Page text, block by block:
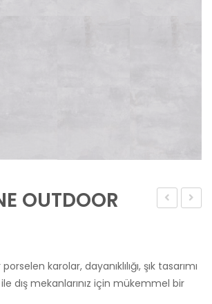
OUTDOOR
karolar, dayanıklılığı, şık tasarımı
dış mekanlarınız için mükemmel bir